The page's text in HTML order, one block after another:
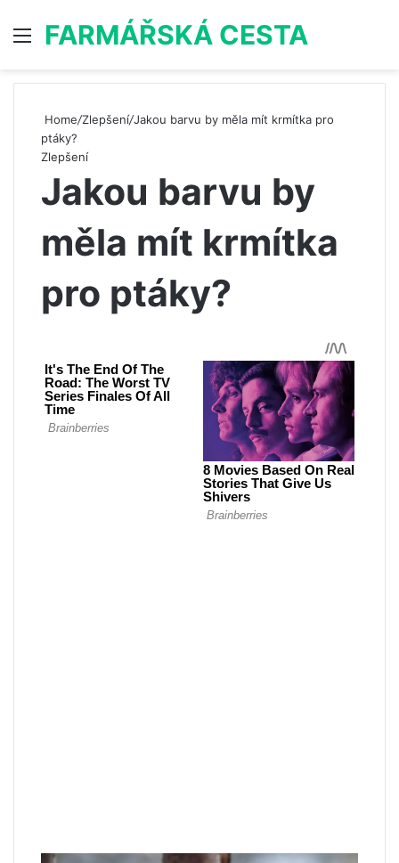
Menu
FARMÁŘSKÁ CESTA
Home/Zlepšení/Jakou barvu by měla mít krmítka pro
ptáky?
Zlepšení
Jakou barvu by
měla mít krmítka
pro ptáky?